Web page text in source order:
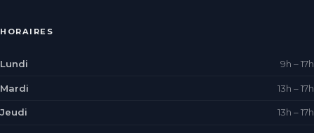
HORAIRES
Lundi 9h – 17h
Mardi 13h – 17h
Jeudi 13h – 17h